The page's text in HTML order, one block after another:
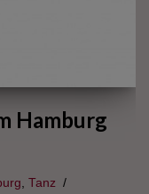
Hamburg
Tanz